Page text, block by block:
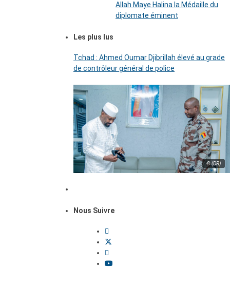
Allah Maye Halina la Médaille du
diplomate éminent
Les plus lus
Tchad : Ahmed Oumar Djibrillah élevé au grade
de contrôleur général de police
© (DR)
Nous Suivre